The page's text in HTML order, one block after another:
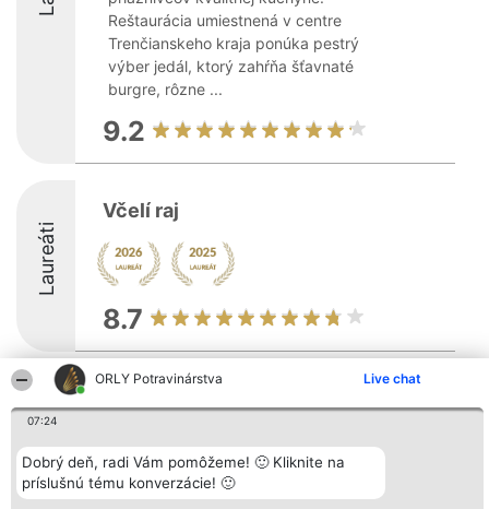
ORLY Potravinárstva Live chat
07:24
Dobrý deň, radi Vám pomôžeme! 🙂 Kliknite na
príslušnú tému konverzácie! 🙂
Reštaurácia umiestnená v centre
Trenčianskeho kraja ponúka pestrý
výber jedál, ktorý zahŕňa šťavnaté
burgre, rôzne ...
9.2
Laureáti
Včelí raj
8.7
Organizátor hodnotenia
Bright Side Solutions sp. z o.
o. sp. k.
Wrocław 50-079
KRS 0000749100 | Regon
381313360 | NIP 8943132676
Laureáti
Laureatów
Podmienky
Obchodné
Kontakt